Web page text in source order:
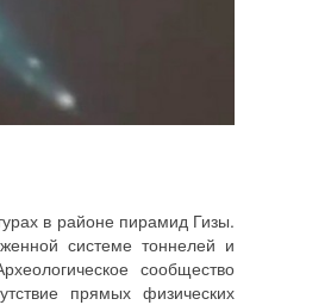
в районе пирамид Гизы.
системе тоннелей и
сообщество
прямых физических